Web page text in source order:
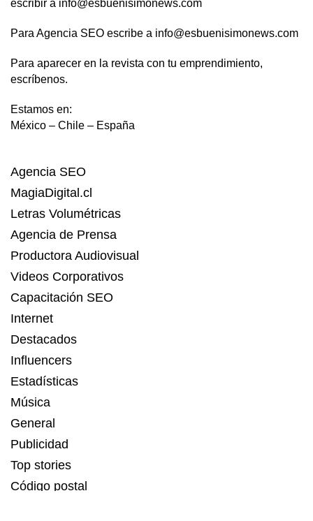
escribir a info@esbuenisimonews.com
Para Agencia SEO escribe a info@esbuenisimonews.com
Para aparecer en la revista con tu emprendimiento,
escríbenos.
Estamos en:
México – Chile – España
Agencia SEO
MagiaDigital.cl
Letras Volumétricas
Agencia de Prensa
Productora Audiovisual
Videos Corporativos
Capacitación SEO
Internet
Destacados
Influencers
Estadísticas
Música
General
Publicidad
Top stories
Código postal